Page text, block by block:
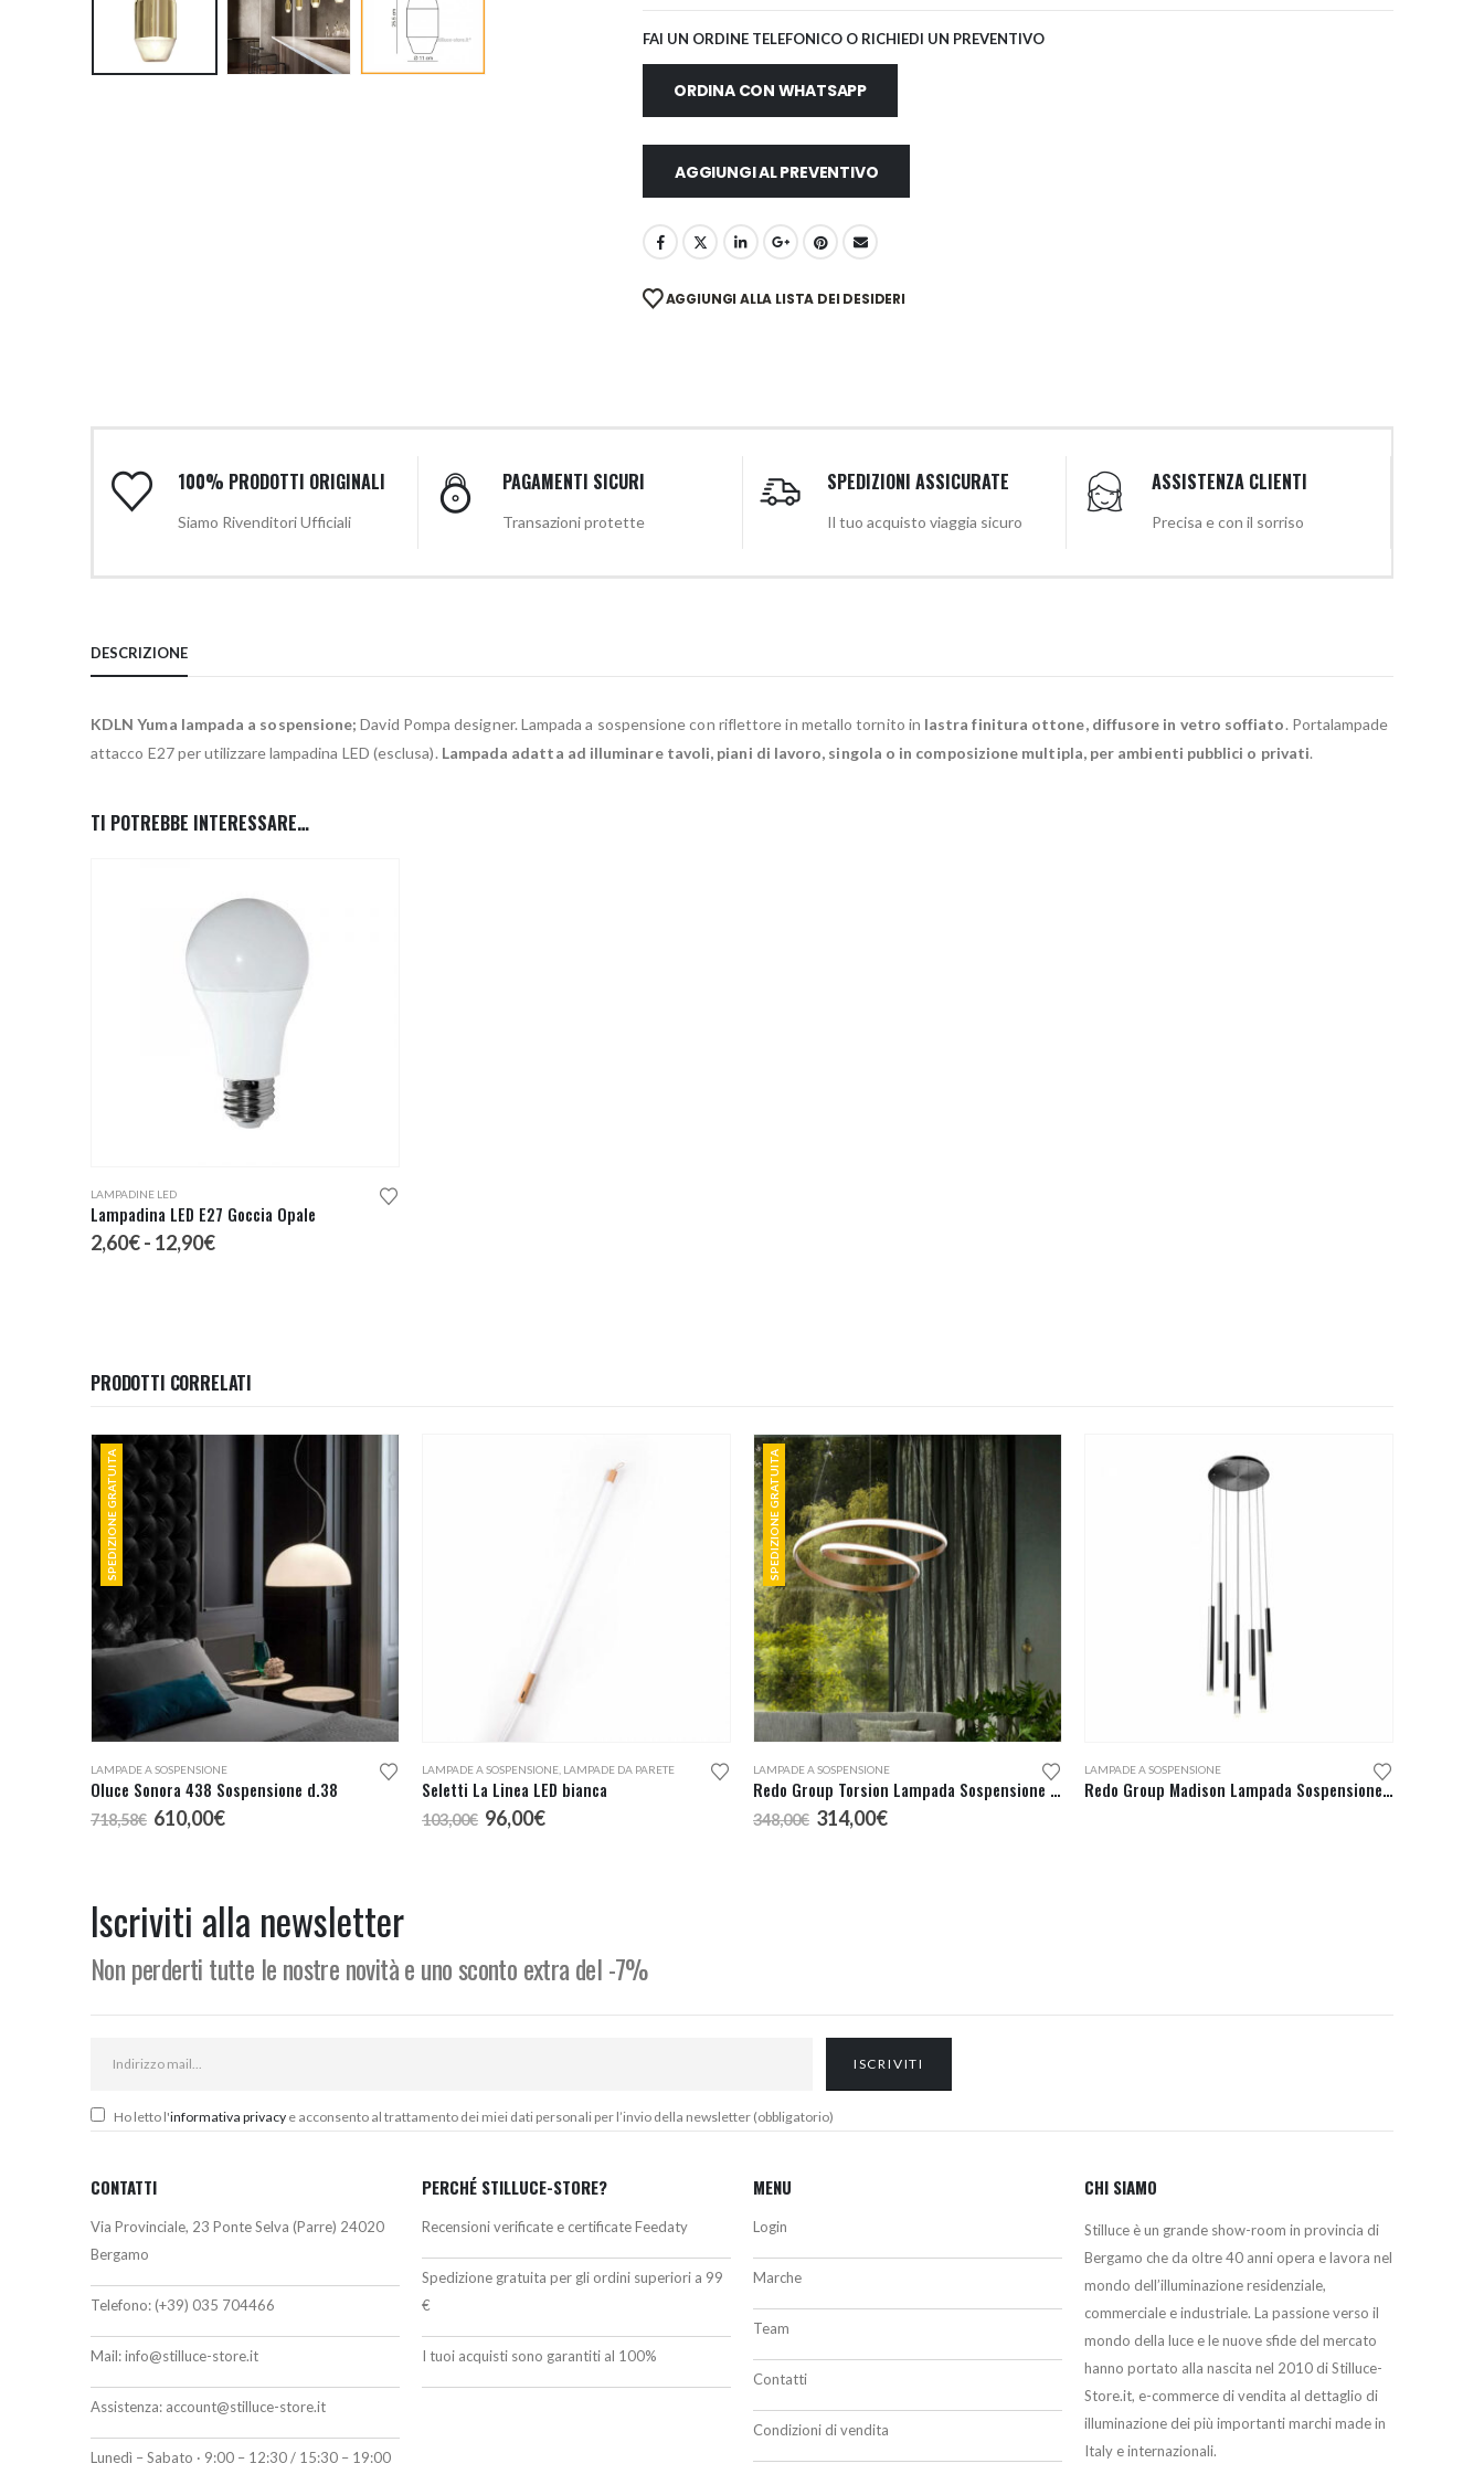
FAI UN ORDINE TELEFONICO O RICHIEDI UN PREVENTIVO
ORDINA CON WHATSAPP
AGGIUNGI AL PREVENTIVO
AGGIUNGI ALLA LISTA DEI DESIDERI
100% PRODOTTI ORIGINALI
Siamo Rivenditori Ufficiali
PAGAMENTI SICURI
Transazioni protette
SPEDIZIONI ASSICURATE
Il tuo acquisto viaggia sicuro
ASSISTENZA CLIENTI
Precisa e con il sorriso
DESCRIZIONE
KDLN Yuma lampada a sospensione; David Pompa designer. Lampada a sospensione con riflettore in metallo tornito in lastra finitura ottone, diffusore in vetro soffiato. Portalampade
attacco E27 per utilizzare lampadina LED (esclusa). Lampada adatta ad illuminare tavoli, piani di lavoro, singola o in composizione multipla, per ambienti pubblici o privati.
TI POTREBBE INTERESSARE…
LAMPADINE LED
Lampadina LED E27 Goccia Opale
2,60€- 12,90€Fascia
PRODOTTI CORRELATI
SPEDIZIONE GRATUITA
LAMPADE A SOSPENSIONE
Oluce Sonora 438 Sospensione d.38
718,58€ Il
prezzo
610,00€Il
LAMPADE A SOSPENSIONE LAMPADE DA PARETE
Seletti La Linea LED bianca
103,00€ Il
prezzo
96,00€Il
SPEDIZIONE GRATUITA
LAMPADE A SOSPENSIONE
Redo Group Torsion Lampada Sospensione LED 74
348,00€ Il
prezzo
314,00€Il
LAMPADE A SOSPENSIONE
Redo Group Madison Lampada Sospensione Led 8 Luci
Iscriviti alla newsletter
Non perderti tutte le nostre novità e uno sconto extra del -7%
Ho letto l'informativa privacy e acconsento al trattamento dei miei dati personali per l’invio della newsletter (obbligatorio)
CONTATTI
Via Provinciale, 23 Ponte Selva (Parre) 24020
Bergamo
Telefono: (+39) 035 704466
Mail:info@stilluce-store.it
Assistenza: account@stilluce-store.it
Lunedì – Sabato · 9:00 – 12:30 / 15:30 – 19:00
PERCHÉ STILLUCE-STORE?
Recensioni verificate e certificate Feedaty
Spedizione gratuita per gli ordini superiori a 99
€
I tuoi acquisti sono garantiti al 100%
MENU
Login
Marche
Team
Contatti
Condizioni di vendita
CHI SIAMO
Stilluce è un grande show-room in provincia di
Bergamo che da oltre 40 anni opera e lavora nel
mondo dell’illuminazione residenziale,
commerciale e industriale. La passione verso il
mondo della luce e le nuove sfide del mercato
hanno portato alla nascita nel 2010 di Stilluce-
Store.it, e-commerce di vendita al dettaglio di
illuminazione dei più importanti marchi made in
Italy e internazionali.